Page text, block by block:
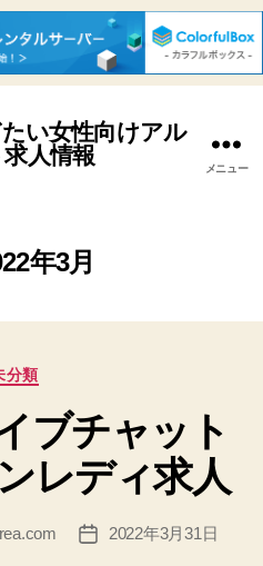
い女性向けアル
人情報
メニュー
年3月
カ
ゴ
リ
ー
分類
ブチャット
レディ求人
投
2022年3月31日